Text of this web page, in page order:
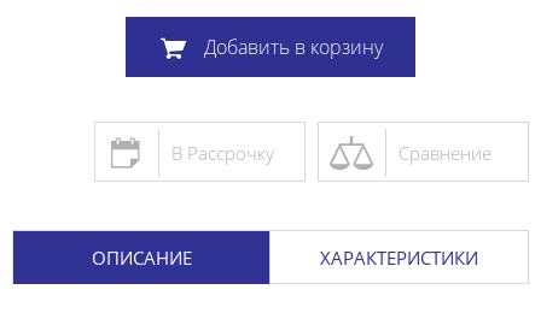
Добавить в корзину
Сравнение
В Рассрочку
ОПИСАНИЕ ХАРАКТЕРИСТИКИ